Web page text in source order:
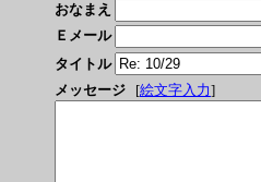
おなまえ
Ｅメール
タイトル
メッセージ
[絵文字入力]